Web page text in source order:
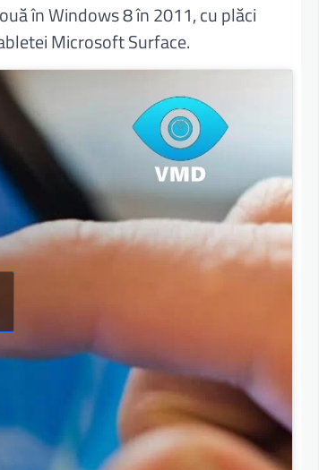
în Windows 8 în 2011, cu plăci
Microsoft Surface.